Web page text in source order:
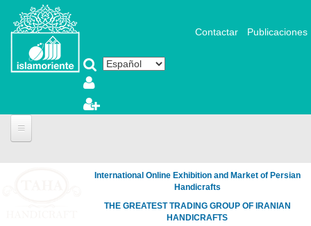
Pasar al contenido principal
Contactar Publicaciones
International Online Exhibition and Market of Persian
Handicrafts
THE GREATEST TRADING GROUP OF IRANIAN
HANDICRAFTS